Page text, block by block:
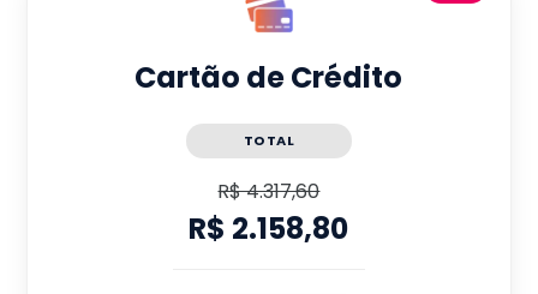
Cartão de Crédito
TOTAL
R$ 4.317,60
R$ 2.158,80